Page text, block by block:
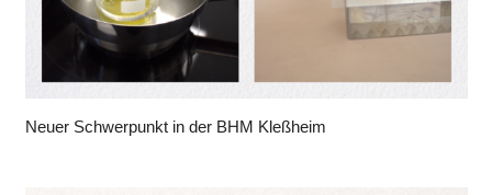
Neuer Schwerpunkt in der BHM Kleßheim